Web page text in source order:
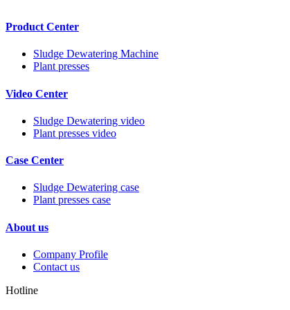
Product Center
Sludge Dewatering Machine
Plant presses
Video Center
Sludge Dewatering video
Plant presses video
Case Center
Sludge Dewatering case
Plant presses case
About us
Company Profile
Contact us
Hotline